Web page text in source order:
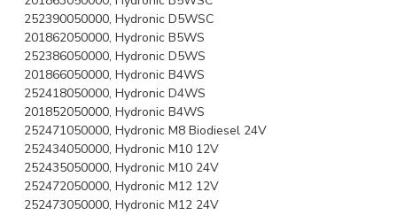
252390050000, Hydronic D5WSC
201862050000, Hydronic B5WS
252386050000, Hydronic D5WS
201866050000, Hydronic B4WS
252418050000, Hydronic D4WS
201852050000, Hydronic B4WS
252471050000, Hydronic M8 Biodiesel 24V
252434050000, Hydronic M10 12V
252435050000, Hydronic M10 24V
252472050000, Hydronic M12 12V
252473050000, Hydronic M12 24V